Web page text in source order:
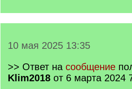
10 мая 2025 13:35
>> Ответ на сообщение
Klim2018 от 6 марта 2024